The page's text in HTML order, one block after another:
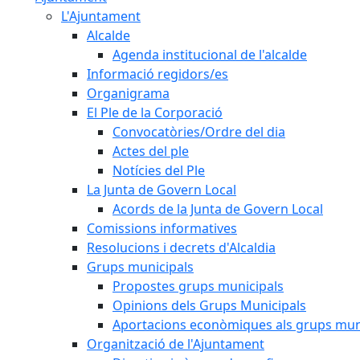
L'Ajuntament
Alcalde
Agenda institucional de l'alcalde
Informació regidors/es
Organigrama
El Ple de la Corporació
Convocatòries/Ordre del dia
Actes del ple
Notícies del Ple
La Junta de Govern Local
Acords de la Junta de Govern Local
Comissions informatives
Resolucions i decrets d'Alcaldia
Grups municipals
Propostes grups municipals
Opinions dels Grups Municipals
Aportacions econòmiques als grups
Organització de l'Ajuntament